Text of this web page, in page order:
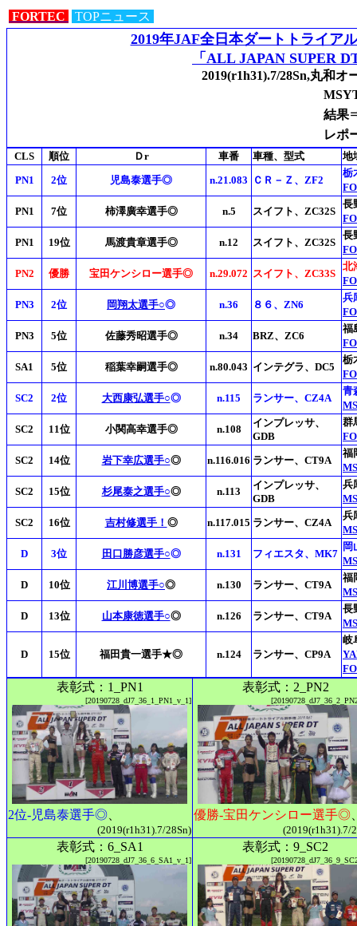
FORTEC TOPニュース
2019年JAF全日本ダートトライア
「ALL JAPAN SUPER
2019(r1h31).7/28Sn,丸和
結
レポ
CLS 順位 Ｄr 車番 車種、型式
地
PN1
2位 児島泰選手◎ n.21.083 ＣＲ－Ｚ、ZF2
栃
PN1
7位 柿澤廣幸選手◎ n.5 スイフト、ZC32S
長
PN1
19位 馬渡貴章選手◎ n.12 スイフト、ZC32S
長
PN2
優勝 宝田ケンシロー選手◎ n.29.072 スイフト、ZC33S
北
PN3
2位 岡翔太選手○◎ n.36 ８６、ZN6
兵
PN3
5位 佐藤秀昭選手◎ n.34 BRZ、ZC6
福
SA1
5位 稲葉幸嗣選手◎ n.80.043 インテグラ、DC5
栃
SC2
2位 大西康弘選手○◎ n.115 ランサー、CZ4A
青
SC2
11位 小関高幸選手◎ n.108
インプレッサ、
GDB
群
SC2
14位 岩下幸広選手○◎ n.116.016 ランサー、CT9A
福
SC2
15位 杉尾泰之選手○◎ n.113
インプレッサ、
GDB
兵
SC2
16位 吉村修選手！ ◎ n.117.015 ランサー、CZ4A
兵
D
3位 田口勝彦選手○◎ n.131 フィエスタ、MK7
岡
D
10位 江川博選手○◎ n.130 ランサー、CT9A
福
D
13位 山本康徳選手○◎ n.126 ランサー、CT9A
長
D 15位 福田貴一選手★◎ n.124 ランサー、CP9A
岐
表彰式：1_PN1
[20190728_dJ7_36_1_PN1_v_1]
2位-児島泰選手◎
(2019(r1h31).7/28Sn)
表彰式：2_PN2
優勝-宝田ケンシロー選手◎
(2019(r1h31).7/
表彰式：6_SA1
[20190728_dJ7_36_6_SA1_v_1]
表彰式：9_SC2